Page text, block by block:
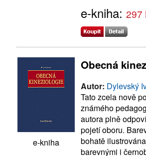
e-kniha: 297
e-kniha
Obecná
Autor: Dylevský
Tato zcela nově
známého
autora plně
pojetí oboru.
bohatě
barevnými i